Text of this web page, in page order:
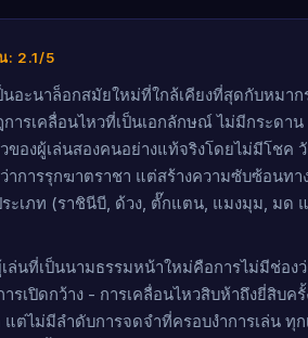
: 2.1/5
นอะนาล็อกสมัยใหม่ที่ใกล้เคียงที่สุดกับหมา
รเคลื่อนไหวที่เป็นเอกลักษณ์ ไม่มีกระดา
ของผู้เล่นสองคนอย่างแท้จริงโดยไม่มีโชค
การรุกฆาตราชา แต่สร้างความซับซ้อนทา
ะเภท (ราชินีบี, ด้วง, ตั๊กแตน, แมงมุม, มด
ล่นที่เป็นนามธรรมหน้าใหม่คือการไม่มีช่อง
เปิดกว้าง - การเคลื่อนไหวสิบห้าถึงยี่สิบค
ต่ไม่มีลำดับการจดจำที่ครอบงำการเล่น ทุก